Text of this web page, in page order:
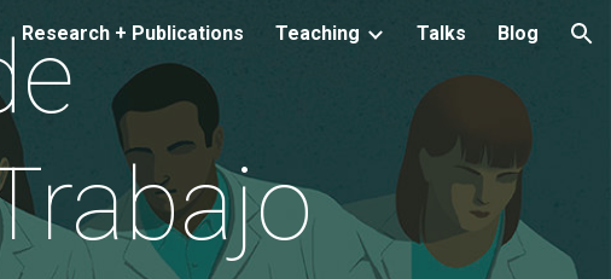
navigation
Research + Publications Teaching Talks Blog